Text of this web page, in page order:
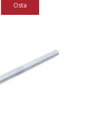
100,86 €.
56,41 €.
Osta